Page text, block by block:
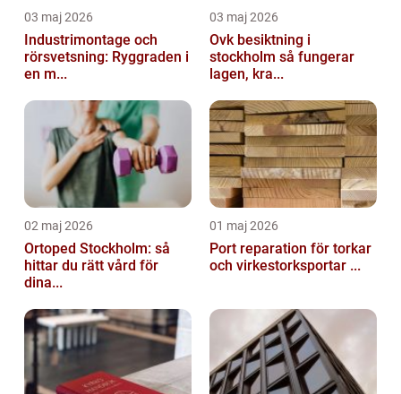
03 maj 2026
Industrimontage och
rörsvetsning: Ryggraden i
en m...
03 maj 2026
Ovk besiktning i
stockholm så fungerar
lagen, kra...
02 maj 2026
Ortoped Stockholm: så
hittar du rätt vård för
dina...
01 maj 2026
Port reparation för torkar
och virkestorksportar ...